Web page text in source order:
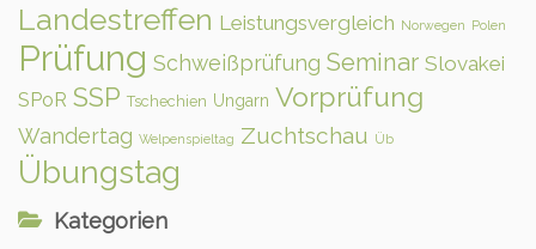
Landestreffen Leistungsvergleich Norwegen Polen
Prüfung Schweißprüfung Seminar Slovakei
SPoR SSP Tschechien Ungarn Vorprüfung
Wandertag Welpenspieltag Zuchtschau Üb
Übungstag
Kategorien